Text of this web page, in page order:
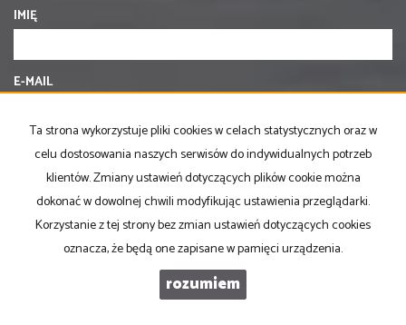
IMIĘ
E-MAIL
TELEFON KOMÓRKOWY
KOD ZABEZPIECZAJĄCY
Ta strona wykorzystuje pliki cookies w celach statystycznych oraz w
celu dostosowania naszych serwisów do indywidualnych potrzeb
klientów. Zmiany ustawień dotyczących plików cookie można
dokonać w dowolnej chwili modyfikując ustawienia przeglądarki.
Korzystanie z tej strony bez zmian ustawień dotyczących cookies
oznacza, że będą one zapisane w pamięci urządzenia.
rozumiem